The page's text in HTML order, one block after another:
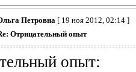
Петровна [ 19 ноя 2012, 02:14 ]
Отрицательный опыт
опыт: